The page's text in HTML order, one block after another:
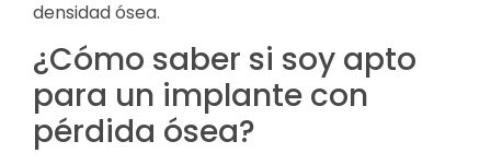
densidad ósea.
¿Cómo saber si soy apto
para un implante con
pérdida ósea?